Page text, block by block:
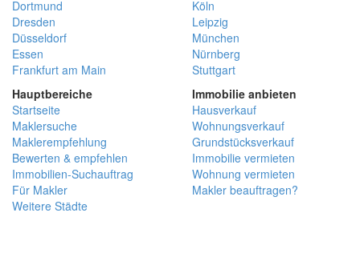
Dortmund
Dresden
Düsseldorf
Essen
Frankfurt am Main
Köln
Leipzig
München
Nürnberg
Stuttgart
Hauptbereiche
Startseite
Maklersuche
Maklerempfehlung
Bewerten & empfehlen
Immobilien-Suchauftrag
Für Makler
Weitere Städte
Immobilie anbieten
Hausverkauf
Wohnungsverkauf
Grundstücksverkauf
Immobilie vermieten
Wohnung vermieten
Makler beauftragen?